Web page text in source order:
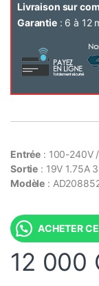
Livraison sur
Garantie: 6 à 12
Entrée : 100-240V
Sortie : 19V 1.75A
Modèle :
ACHETER
12 000